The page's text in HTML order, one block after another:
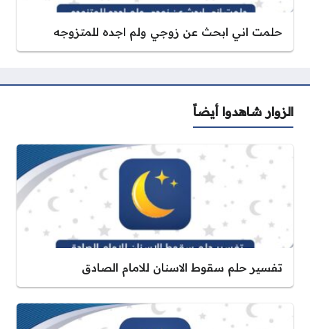
حلمت اني ابحث عن زوجي ولم اجده للمتزوجه
الزوار شاهدوا أيضاً
تفسير حلم سقوط الاسنان للامام الصادق